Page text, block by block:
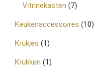
Vitrinekasten (7)
Keukenaccessoires (10)
Krukjes (1)
Krukken (1)